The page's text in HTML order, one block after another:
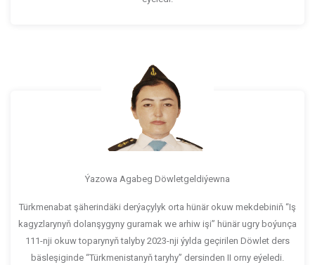
Ýazowa Agabeg Döwletgeldiýewna
Türkmenabat şäherindäki derýaçylyk orta hünär okuw mekdebiniň “Iş
kagyzlarynyň dolanşygyny guramak we arhiw işi” hünär ugry boýunça
111-nji okuw toparynyň talyby 2023-nji ýylda geçirilen Döwlet ders
bäsleşiginde “Türkmenistanyň taryhy” dersinden II orny eýeledi.